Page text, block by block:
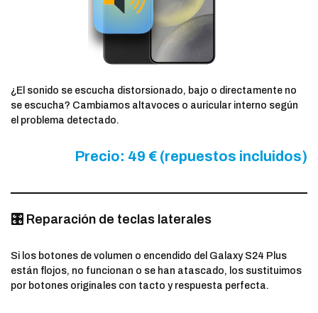
¿El sonido se escucha distorsionado, bajo o directamente no
se escucha? Cambiamos altavoces o auricular interno según
el problema detectado.
Precio: 49 € (repuestos incluidos)
🎛️ Reparación de teclas laterales
Si los botones de volumen o encendido del Galaxy S24 Plus
están flojos, no funcionan o se han atascado, los sustituimos
por botones originales con tacto y respuesta perfecta.